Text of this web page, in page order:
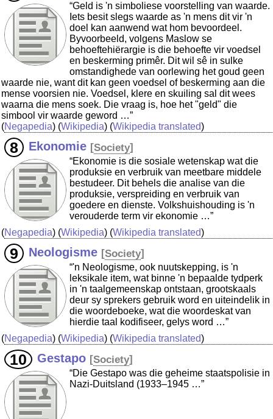
“Geld is 'n simboliese voorstelling van waarde.
Iets besit slegs waarde as 'n mens dit vir 'n
doel kan aanwend wat hom bevoordeel.
Byvoorbeeld, volgens Maslow se
behoeftehiërargie is die behoefte vir voedsel
en beskerming primêr. Dit wil sê in sulke
omstandighede van oorlewing het goud geen
waarde nie, want dit kan geen voedsel of beskerming aan die
mense voorsien nie. Voedsel, klere en skuiling sal dit wees
waarna die mens soek. Die vraag is, hoe het "geld" die
simbool vir waarde geword …”
(Negapedia) (Wikipedia) (Wikipedia translated)
Ekonomie [Society]
“Ekonomie is die sosiale wetenskap wat die
produksie en verbruik van meetbare middele
bestudeer. Dit behels die analise van die
produksie, verspreiding en verbruik van
goedere en dienste. Volkshuishouding is 'n
verouderde term vir ekonomie …”
(Negapedia) (Wikipedia) (Wikipedia translated)
Neologisme [Society]
“'n Neologisme, ook nuutskepping, is 'n
leksikale item, wat binne 'n bepaalde tydperk
in 'n taalgemeenskap ontstaan, grootskaals
deur sy sprekers gebruik word en uiteindelik in
die woordeboeke, wat die woordeskat van
hierdie taal kodifiseer, gelys word …”
(Negapedia) (Wikipedia) (Wikipedia translated)
Gestapo [Society]
“Die Gestapo was die geheime staatspolisie in
Nazi-Duitsland (1933–1945 …”